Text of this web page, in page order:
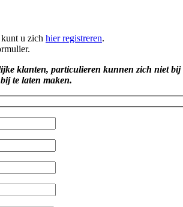
u zich hier registreren.
klanten, particulieren kunnen zich niet
te laten maken.